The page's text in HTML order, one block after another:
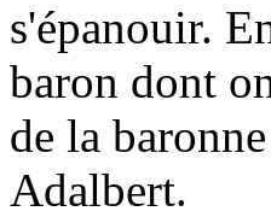
s'épanouir.
baron dont
de la
Adalbert.